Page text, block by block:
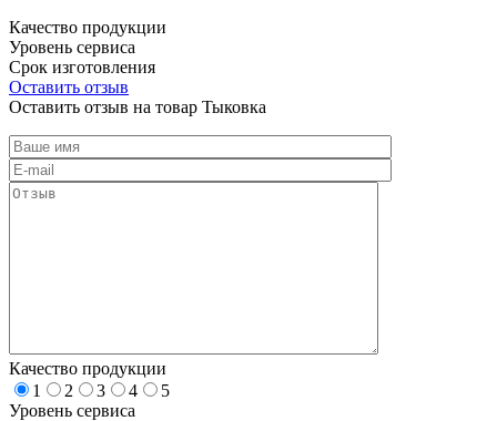
Качество продукции
Уровень сервиса
Срок изготовления
Оставить отзыв
Оставить отзыв на товар Тыковка
Качество продукции
1
2 3 4
5
Уровень сервиса